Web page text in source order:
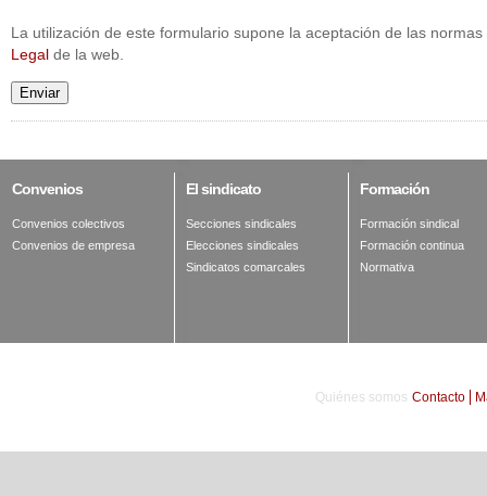
La utilización de este formulario supone la aceptación de las
Legal de la web.
Enviar
Convenios
Convenios colectivos
Convenios de empresa
Elsindicato
Secciones sindicales
Elecciones sindicales
Sindicatos comarcales
Formación
Formación sindical
Formación continua
Normativa
Quiénes somos Contacto